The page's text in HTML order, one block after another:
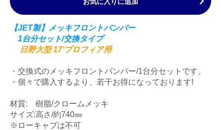
【JET製】メッキフロントバンパー
1台分セット/交換タイプ
日野大型 17’プロフィア用
・交換式のメッキフロントバンパー/1台分セットです。
・個々で購入するより、若干お得になっております!
材質: 樹脂/クロームメッキ
サイズ:高さ/約740㎜
※ローキャブは不可